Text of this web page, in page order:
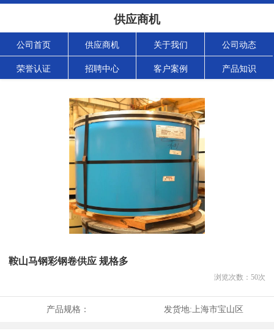
供应商机
公司首页 供应商机 关于我们 公司动态
荣誉认证 招聘中心 客户案例 产品知识
鞍山马钢彩钢卷供应 规格多
浏览次数： 50次
产品规格： 发货地: 上海市宝山区